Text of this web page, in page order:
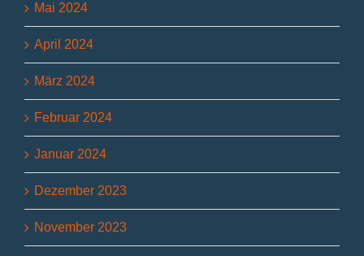
Mai 2024
April 2024
März 2024
Februar 2024
Januar 2024
Dezember 2023
November 2023